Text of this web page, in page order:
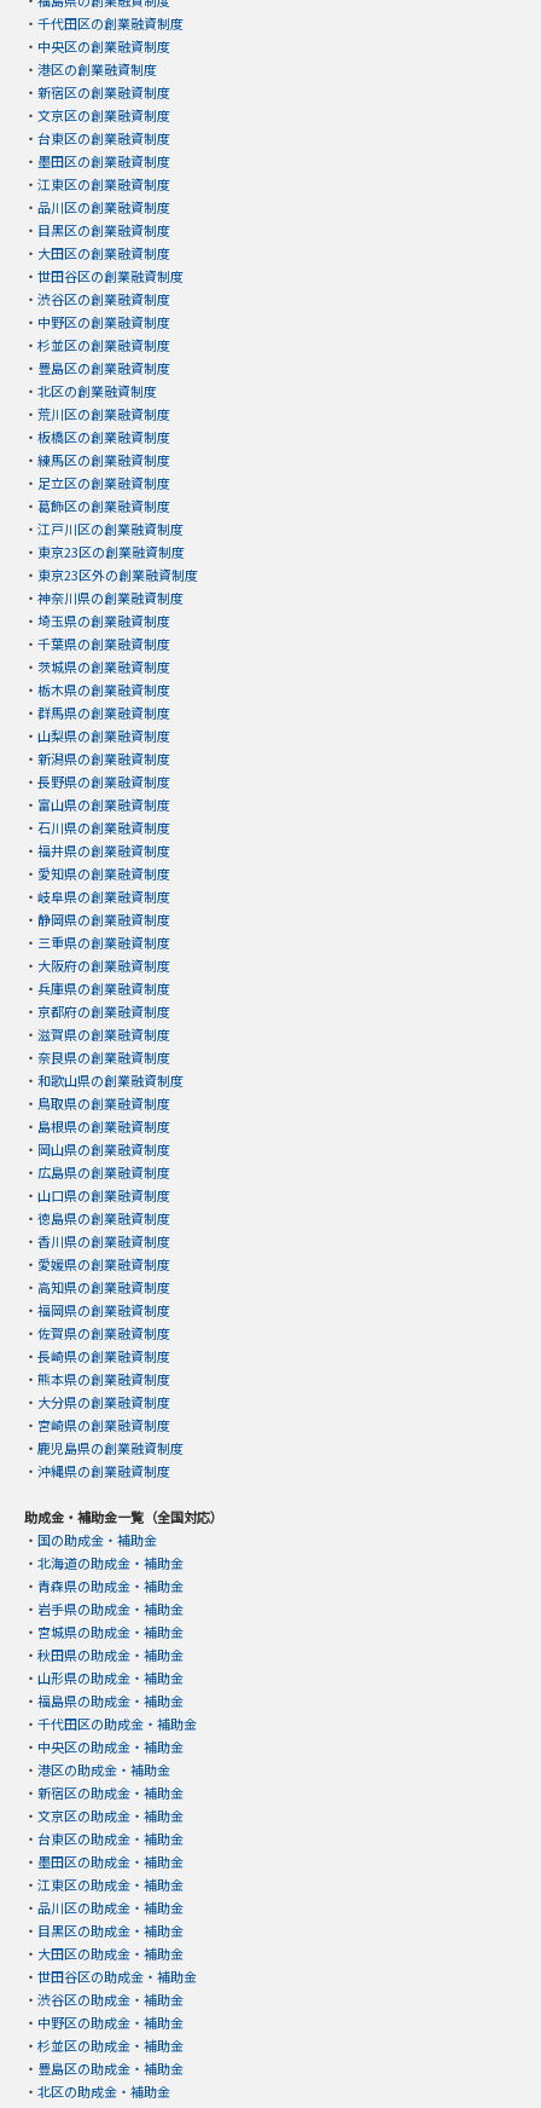
・ 千代田区の創業融資制度
・ 中央区の創業融資制度
・ 港区の創業融資制度
・ 新宿区の創業融資制度
・ 文京区の創業融資制度
・ 台東区の創業融資制度
・ 墨田区の創業融資制度
・ 江東区の創業融資制度
・ 品川区の創業融資制度
・ 目黒区の創業融資制度
・ 大田区の創業融資制度
・ 世田谷区の創業融資制度
・ 渋谷区の創業融資制度
・ 中野区の創業融資制度
・ 杉並区の創業融資制度
・ 豊島区の創業融資制度
・ 北区の創業融資制度
・ 荒川区の創業融資制度
・ 板橋区の創業融資制度
・ 練馬区の創業融資制度
・ 足立区の創業融資制度
・ 葛飾区の創業融資制度
・ 江戸川区の創業融資制度
・ 東京23区の創業融資制度
・ 東京23区外の創業融資制度
・ 神奈川県の創業融資制度
・ 埼玉県の創業融資制度
・ 千葉県の創業融資制度
・ 茨城県の創業融資制度
・ 栃木県の創業融資制度
・ 群馬県の創業融資制度
・ 山梨県の創業融資制度
・ 新潟県の創業融資制度
・ 長野県の創業融資制度
・ 富山県の創業融資制度
・ 石川県の創業融資制度
・ 福井県の創業融資制度
・ 愛知県の創業融資制度
・ 岐阜県の創業融資制度
・ 静岡県の創業融資制度
・ 三重県の創業融資制度
・ 大阪府の創業融資制度
・ 兵庫県の創業融資制度
・ 京都府の創業融資制度
・ 滋賀県の創業融資制度
・ 奈良県の創業融資制度
・ 和歌山県の創業融資制度
・ 鳥取県の創業融資制度
・ 島根県の創業融資制度
・ 岡山県の創業融資制度
・ 広島県の創業融資制度
・ 山口県の創業融資制度
・ 徳島県の創業融資制度
・ 香川県の創業融資制度
・ 愛媛県の創業融資制度
・ 高知県の創業融資制度
・ 福岡県の創業融資制度
・ 佐賀県の創業融資制度
・ 長崎県の創業融資制度
・ 熊本県の創業融資制度
・ 大分県の創業融資制度
・ 宮崎県の創業融資制度
・ 鹿児島県の創業融資制度
・ 沖縄県の創業融資制度
助成金・補助金一覧（全国対応）
・ 国の助成金・補助金
・ 北海道の助成金・補助金
・ 青森県の助成金・補助金
・ 岩手県の助成金・補助金
・ 宮城県の助成金・補助金
・ 秋田県の助成金・補助金
・ 山形県の助成金・補助金
・ 福島県の助成金・補助金
・ 千代田区の助成金・補助金
・ 中央区の助成金・補助金
・ 港区の助成金・補助金
・ 新宿区の助成金・補助金
・ 文京区の助成金・補助金
・ 台東区の助成金・補助金
・ 墨田区の助成金・補助金
・ 江東区の助成金・補助金
・ 品川区の助成金・補助金
・ 目黒区の助成金・補助金
・ 大田区の助成金・補助金
・ 世田谷区の助成金・補助金
・ 渋谷区の助成金・補助金
・ 中野区の助成金・補助金
・ 杉並区の助成金・補助金
・ 豊島区の助成金・補助金
・ 北区の助成金・補助金